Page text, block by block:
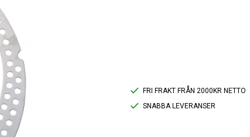
FRI FRAKT FRÅN 2000KR NETTO
SNABBA LEVERANSER